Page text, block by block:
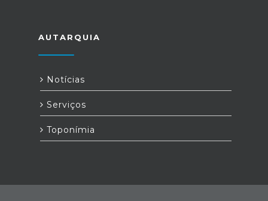
AUTARQUIA
Notícias
Serviços
Toponímia